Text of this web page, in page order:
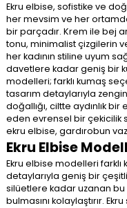
Ekru elbise, sofistike ve
her mevsim ve her
bir parçadır. Krem ile bej
tonu, minimalist çizgilerin
her kadının stiline uyum
davetlere kadar geniş bir
modelleri; farklı kumaş
tasarım detaylarıyla
doğallığı, ciltte aydınlık
eden evrensel bir çekicilik
ekru elbise, gardırobun
Ekru Elbise
Ekru elbise modelleri farklı
detaylarıyla geniş bir
silüetlere kadar uzanan bu
bulmasını kolaylaştırır.